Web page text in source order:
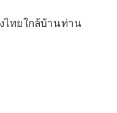
ไทยใกล้บ้านท่าน